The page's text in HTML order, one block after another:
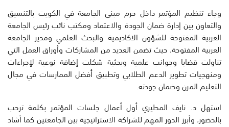
وجاء تنظيم المؤتمر داخل حرم مبنى الجامعة في الكويت بالتنسيق
والتعاون بين إدارة ضمان الجودة والاعتماد ومكتب نائب رئيس الجامعة
العربية المفتوحة للشؤون الاكاديمية والبحث العلمي ومدير الجامعة
العربية المفتوحة، حيث تضمن العديد من المشاركات وأوراق العمل التي
تناولت قضايا وجوانب علمية وبحثية شكلت إضافة نوعية لإجراءات
ومنهجيات تطوير الدعم الطلابي وتطبيق أفضل الممارسات في مجال
التعليم المرن وضمان جودته.
استهل د. نايف المطيري أول أعمال جلسات المؤتمر بكلمة ترحب
بالحضور، وأبرز الدور المهم للشراكة الاستراتيجية بين الجامعتين كما أشاد